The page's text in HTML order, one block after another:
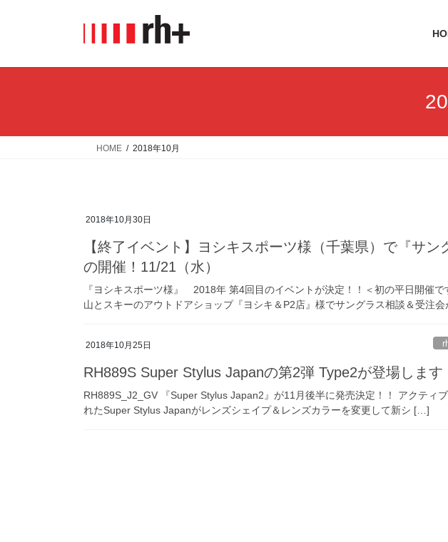
HOME 2018年10月
2018年10月30日
【終了イベント】ヨシキスポーツ様（千葉県）で『サン
の開催！11/21（水）
『ヨシキスポーツ様』 2018年 第4回目のイベントが決定！！＜初の平日開催
山とスキーのアウトドアショップ『ヨシキ＆P2店』様でサングラス相談＆受注
2018年10月25日
RH889S Super Stylus Japanの第2弾 Type2が登場します
RH889S_J2_GV 『Super Stylus Japan2』が11月後半に発売決定！！ アクティ
れたSuper Stylus Japanがレンズシェイプ＆レンズカラーを変更して新シ […]